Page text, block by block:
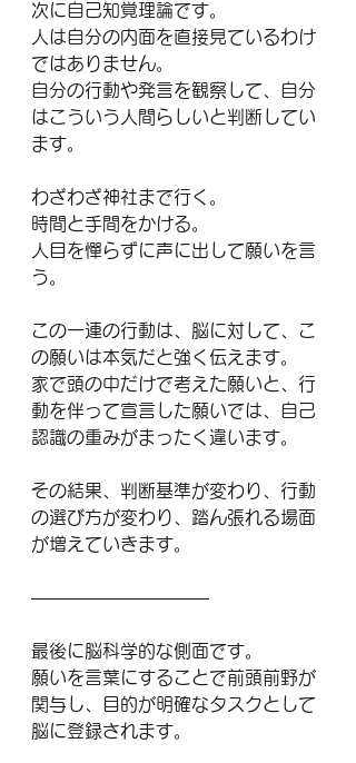
次に自己知覚理論です。
人は自分の内面を直接見ているわけ
ではありません。
自分の行動や発言を観察して、自分
はこういう人間らしいと判断してい
ます。
わざわざ神社まで行く。
時間と手間をかける。
人目を憚らずに声に出して願いを言
う。
この一連の行動は、脳に対して、こ
の願いは本気だと強く伝えます。
家で頭の中だけで考えた願いと、行
動を伴って宣言した願いでは、自己
認識の重みがまったく違います。
その結果、判断基準が変わり、行動
の選び方が変わり、踏ん張れる場面
が増えていきます。
――――――――――
最後に脳科学的な側面です。
願いを言葉にすることで前頭前野が
関与し、目的が明確なタスクとして
脳に登録されます。